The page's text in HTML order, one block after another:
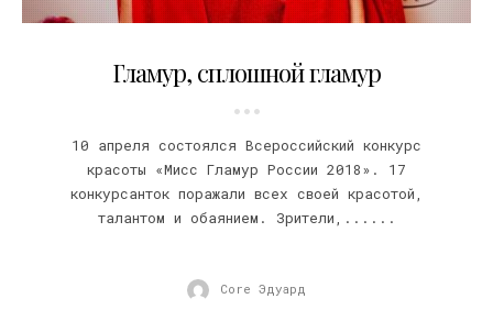
Гламур, сплошной гламур
10 апреля состоялся Всероссийский конкурс
красоты «Мисс Гламур России 2018». 17
конкурсанток поражали всех своей красотой,
талантом и обаянием. Зрители,......
Core Эдуард